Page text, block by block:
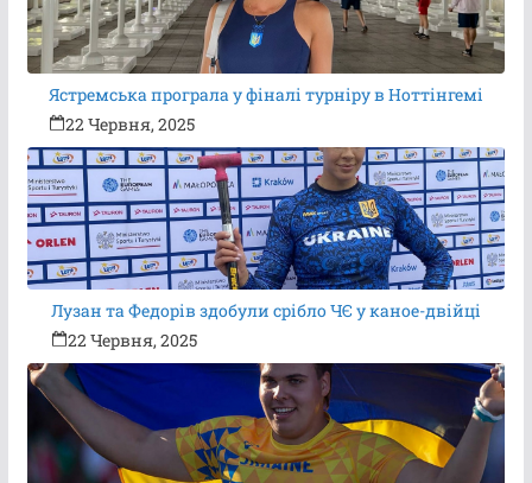
Ястремська програла у фіналі турніру в Ноттінгемі
22 Червня, 2025
Лузан та Федорів здобули срібло ЧЄ у каное-двійці
22 Червня, 2025